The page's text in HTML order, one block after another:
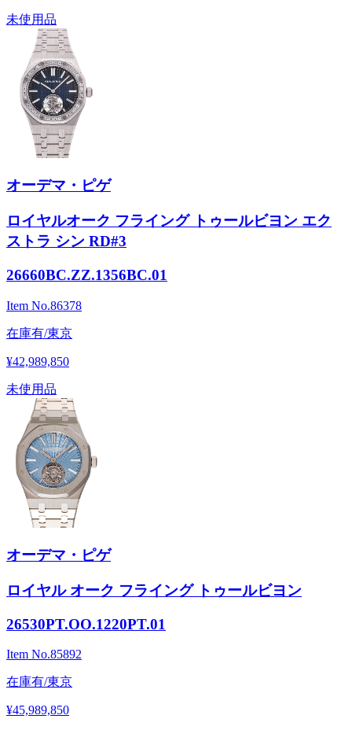
未使用品
オーデマ・ピゲ
ロイヤルオーク フライング トゥールビヨン エク
ストラ シン RD#3
26660BC.ZZ.1356BC.01
Item No.86378
在庫有/東京
¥42,989,850
未使用品
オーデマ・ピゲ
ロイヤル オーク フライング トゥールビヨン
26530PT.OO.1220PT.01
Item No.85892
在庫有/東京
¥45,989,850